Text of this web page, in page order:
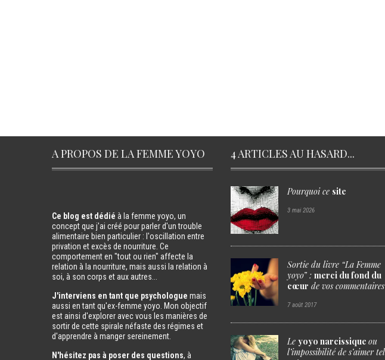
A PROPOS DE LA FEMME YOYO
Ce blog est dédié à la femme yoyo, un
concept que j'ai créé pour parler d'un trouble
alimentaire bien particulier : l'oscillation entre
privation et excès de nourriture. Ce
comportement en "tout ou rien" affecte la
relation à la nourriture, mais aussi la relation à
soi, à son corps et aux autres...
J'interviens en tant que psychologue mais
aussi en tant qu'ex-femme yoyo. Mon objectif
est ainsi d'explorer avec vous les manières de
sortir de cette spirale néfaste des régimes et
d'apprendre à manger sereinement.
N'hésitez pas à poser des questions, à
4 ARTICLES AU HASARD...
Pourquoice site
3 mai 2026
Sortie du livre “La Femme
yoyo” : merci du fond du
cœur de vos commentaires
7 août 2017
Le yoyo narcissique ou
l’impossibilité des’aimer tel